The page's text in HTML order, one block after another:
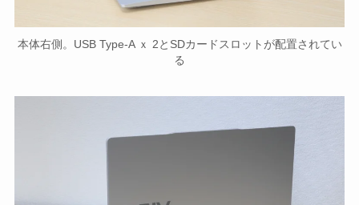
本体右側。USB Type-A ｘ 2とSDカードスロットが配置されてい
る